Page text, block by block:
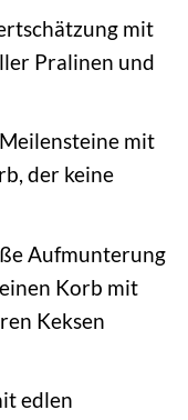
mit
Pralinen und
mit
der keine
Aufmunterung
Korb mit
Keksen
edlen